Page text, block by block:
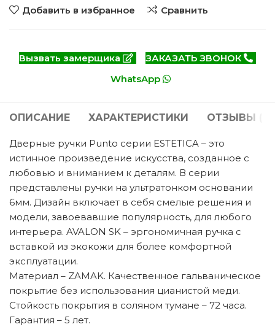
Добавить в избранное Сравнить
Вызвать замерщика
ЗАКАЗАТЬ ЗВОНОК
WhatsApp
ОПИСАНИЕ ХАРАКТЕРИСТИКИ ОТЗЫВЫ (0)
Дверные ручки Punto серии ESTETICA – это
истинное произведение искусства, созданное с
любовью и вниманием к деталям. В серии
представлены ручки на ультратонком основании
6мм. Дизайн включает в себя смелые решения и
модели, завоевавшие популярность, для любого
интерьера. AVALON SK – эргономичная ручка с
вставкой из экокожи для более комфортной
эксплуатации.
Материал – ZAMAK. Качественное гальваническое
покрытие без использования цианистой меди.
Стойкость покрытия в соляном тумане – 72 часа.
Гарантия – 5 лет.